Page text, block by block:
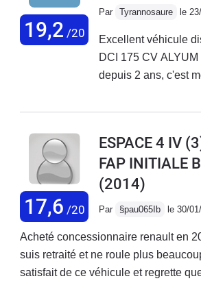
je peux le remplacer
19,2 /20
Par Tyrannosaure le
Excellent véhicule
DCI 175 CV
depuis 2 ans, c'est
Tech RUN 175
ce véhicule
toujours dans l'aire
épurée. Des
qu'on entend bien
l'ouverture/fermeture
coupleux qui ne
appuyer. On en
17,6 /20
ESPACE 4 IV
FAP INITIALE
(2014)
Par §pau065Ib le 30/
Acheté concessionnaire renault en
suis retraité et ne roule plus
satisfait de ce véhicule et regrette